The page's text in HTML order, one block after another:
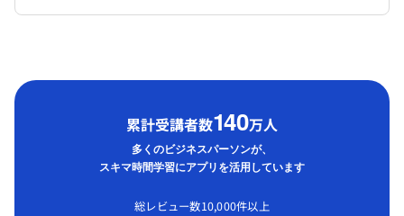
累計受講者数140万人
多くのビジネスパーソンが、
スキマ時間学習にアプリを活用しています
総レビュー数10,000件以上